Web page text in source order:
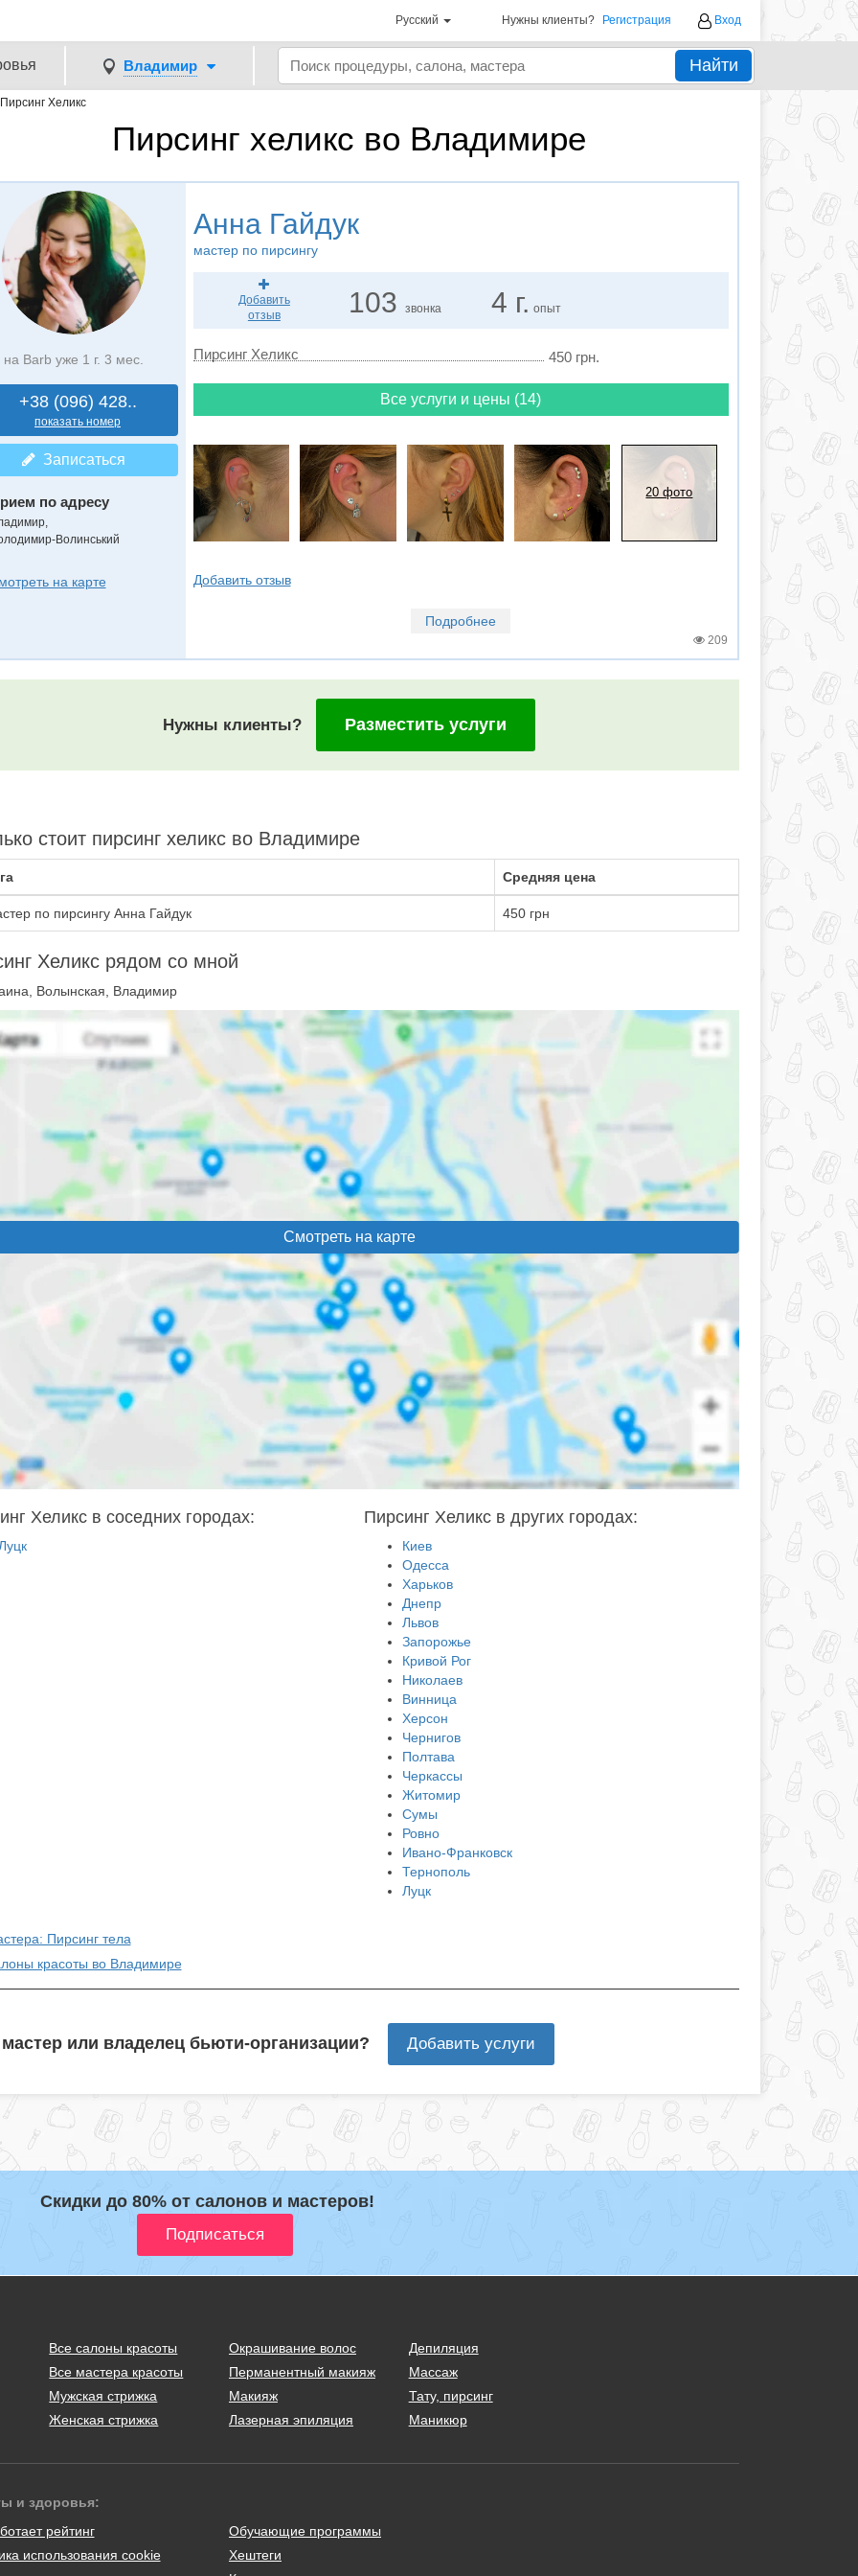
Русский Нужны клиенты? Регистрация Вход
Владимир Найти
Пирсинг Хеликс
Пирсинг хеликс во Владимире
на Barb уже 1 г. 3 мес.
+38 (096) 428..
показать номер
Записаться
по адресу
Волинський
на карте
Анна Гайдук
мастер по пирсингу
Добавить
отзыв
103звонка 4 г. опыт
Пирсинг Хеликс 450 грн.
Все услуги и цены (14)
20 фото
Добавить отзыв
Подробнее
209
Нужны клиенты? Разместить услуги
стоит пирсинг хеликс во Владимире
Средняя цена
по пирсингу Анна Гайдук 450 грн
Хеликс рядом со мной
Волынская, Владимир
Смотреть на карте
Хеликс в соседних городах: Пирсинг Хеликс в других городах:
Киев
Одесса
Харьков
Днепр
Львов
Запорожье
Кривой Рог
Николаев
Винница
Херсон
Чернигов
Полтава
Черкассы
Житомир
Сумы
Ровно
Ивано-Франковск
Тернополь
Луцк
Пирсинг тела
красоты во Владимире
или владелец бьюти-организации? Добавить услуги
Скидки до 80% от салонов и мастеров!
Все салоны красоты
Все мастера красоты
Мужская стрижка
Женская стрижка
Окрашивание волос
Перманентный макияж
Макияж
Лазерная эпиляция
Депиляция
Массаж
Тату, пирсинг
Маникюр
и здоровья:
рейтинг
использования cookie
Обучающие программы
Хештеги